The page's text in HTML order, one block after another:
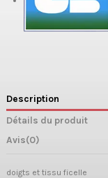
Description
Détails du produit
Avis(0)
doigts et tissu ficelle